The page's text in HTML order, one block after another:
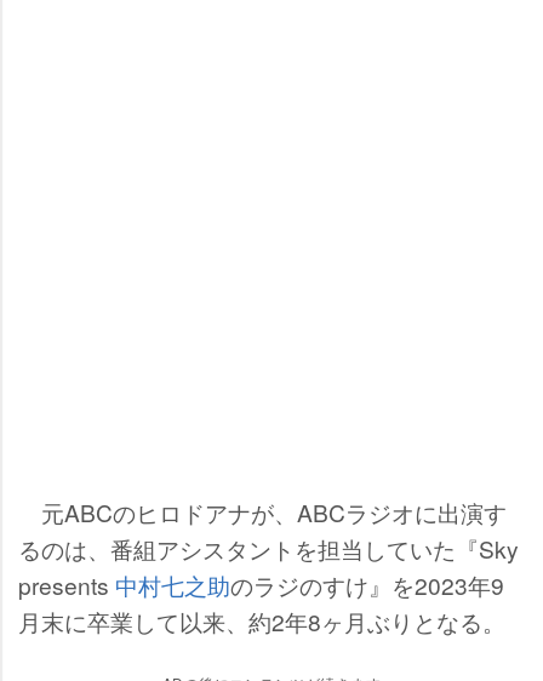
元ABCのヒロドアナが、ABCラジオに出演す
るのは、番組アシスタントを担当していた『Sky
presents 中村七之助のラジのすけ』を2023年9
月末に卒業して以来、約2年8ヶ月ぶりとなる。